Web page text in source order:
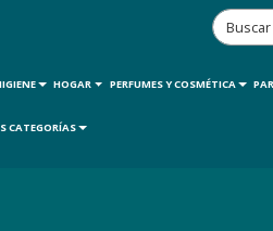
HOGAR PERFUMES Y COSMÉTICA
CATEGORÍAS